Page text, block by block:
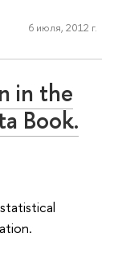
6 июля, 2012 г.
in the
Book.